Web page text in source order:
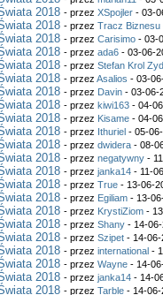
2018 - przezXSpojler - 03-
2018 - przezTracz Biznesu
2018 - przezCarisimo - 03-
2018 - przezada6 - 03-06-
2018 - przezStefan Krol
2018 - przezAsalios - 03-
2018 - przez Davin - 03-06-
2018 - przezkiwi163 - 04-
2018 - przez Kisame - 04-
2018 - przez Ithuriel - 05-
2018 - przezdwidera - 08-
2018 - przeznegatywny -
2018 - przezjanka14 - 11-
2018 - przezTrue - 13-06-
2018 - przez Egiliam - 13-
2018 - przez KrystiZiom -
2018 - przezShany - 14-
2018 - przezSzipet - 14-06-
2018 - przezinternational -
2018 - przezWayne - 14-
2018 - przezjanka14 - 14-
2018 - przezTarble - 14-06-